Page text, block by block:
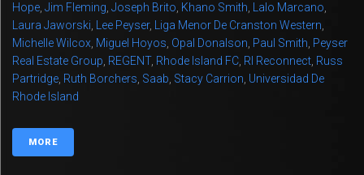
Hope Jim Fleming Joseph Brito Khano Smith Lalo Marcano
Laura Jaworski
Lee Peyser, Liga Menor De Cranston Western
Michelle Wilcox Miguel Hoyos Opal Donalson Paul Smith Peyser
Real Estate Group REGENT, Rhode Island FC RI Reconnect Russ
Partridge Ruth Borchers Saab Stacy Carrion Universidad De
Rhode Island
MORE